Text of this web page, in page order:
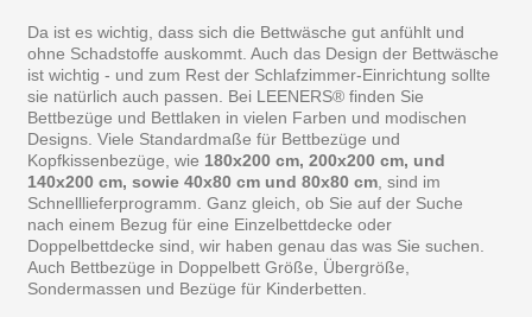
Da ist es wichtig, dass sich die Bettwäsche gut anfühlt und
ohne Schadstoffe auskommt. Auch das Design der Bettwäsche
ist wichtig - und zum Rest der Schlafzimmer-Einrichtung sollte
sie natürlich auch passen. Bei LEENERS® finden Sie
Bettbezüge und Bettlaken in vielen Farben und modischen
Designs. Viele Standardmaße für Bettbezüge und
Kopfkissenbezüge, wie 180x200 cm, 200x200 cm, und
140x200 cm, sowie 40x80 cm und 80x80 cm , sind im
Schnelllieferprogramm. Ganz gleich, ob Sie auf der Suche
nach einem Bezug für eine Einzelbettdecke oder
Doppelbettdecke sind, wir haben genau das was Sie suchen.
Auch Bettbezüge in Doppelbett Größe, Übergröße,
Sondermassen und Bezüge für Kinderbetten.